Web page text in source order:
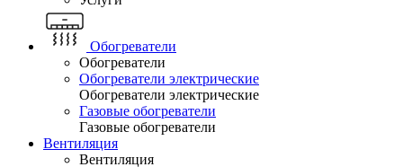
Обогреватели
Обогреватели
Обогреватели электрические
Обогреватели электрические
Газовые обогреватели
Газовые обогреватели
Вентиляция
Вентиляция